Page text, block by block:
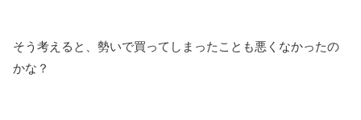
そう考えると、勢いで買ってしまったことも悪くなかったの
かな？